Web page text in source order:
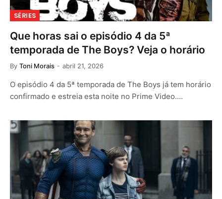
SÉRIES
Que horas sai o episódio 4 da 5ª
temporada de The Boys? Veja o horário
By Toni Morais abril 21, 2026
O episódio 4 da 5ª temporada de The Boys já tem horário
confirmado e estreia esta noite no Prime Video.…